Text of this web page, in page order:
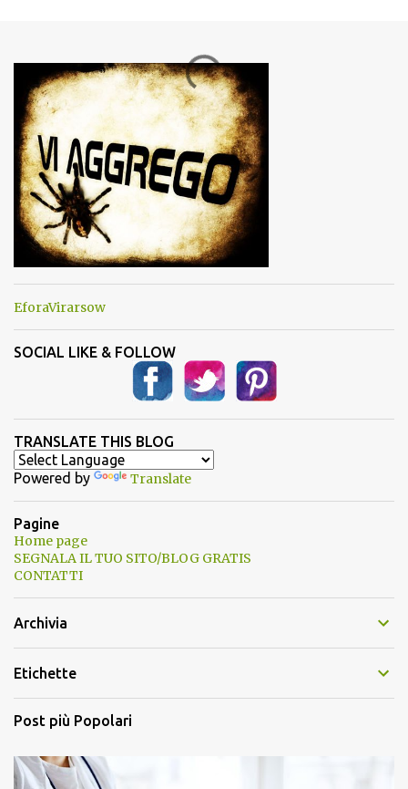
n
t
i
EforaVirarsow
SOCIAL LIKE & FOLLOW
TRANSLATE THIS BLOG
Powered by Translate
Pagine
Home page
SEGNALA IL TUO SITO/BLOG GRATIS
CONTATTI
Archivia
Etichette
Post più Popolari